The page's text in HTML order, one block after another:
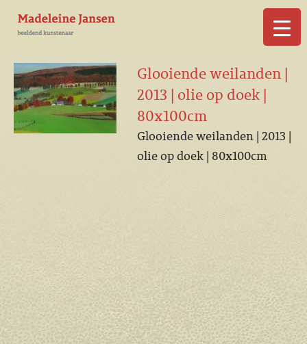
Glooiende weilanden |
2013 | olie op doek |
80x100cm
Glooiende weilanden | 2013 |
olie op doek | 80x100cm